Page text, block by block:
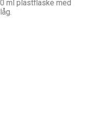
ml plastflaske med